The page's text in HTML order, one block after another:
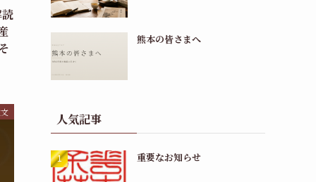
熊本の皆さまへ
人気記事
重要なお知らせ